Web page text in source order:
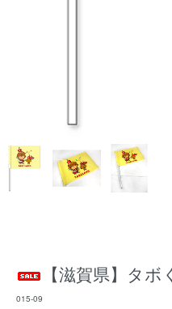
【滋賀県】タ
015-09